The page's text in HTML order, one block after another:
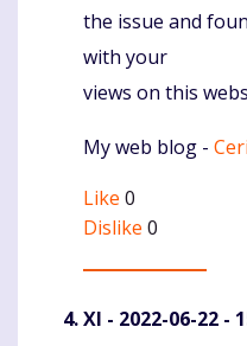
the issue and
with your
views on this
My web blog -
Like 0
Dislike 0
XI - 2022-06-22 -